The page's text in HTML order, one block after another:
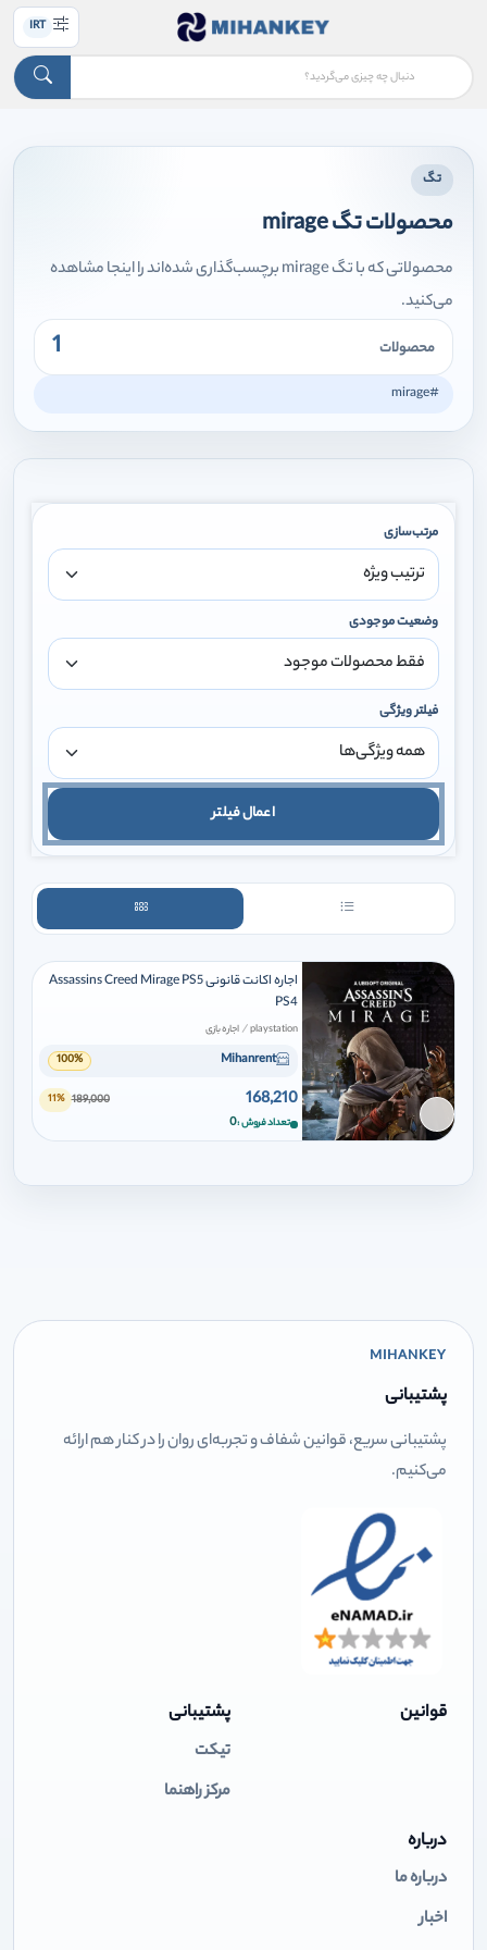
IRT
تگ
محصولات تگ mirage
محصولاتی که با تگ mirage برچسب‌گذاری شده‌اند را اینجا مشاهده
می‌کنید.
محصولات 1
#mirage
مرتب‌سازی
وضعیت موجودی
فیلتر ویژگی
اعمال فیلتر
برای افزودن وارد شوید
اجاره اکانت قانونی Assassins Creed Mirage PS5
PS4
playstation
/ اجاره بازی
Mihanrent
100%
168,210
189,000
11%
تعداد فروش 0
MIHANKEY
پشتیبانی
پشتیبانی سریع، قوانین شفاف و تجربه‌ای روان را در کنار هم ارائه
می‌کنیم.
قوانین پشتیبانی
تیکت
مرکز راهنما
درباره
درباره ما
اخبار